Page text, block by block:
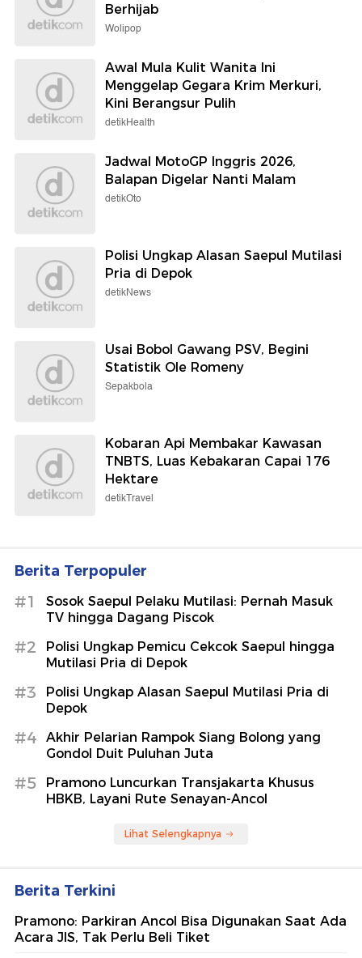
Berhijab
Wolipop
Awal Mula Kulit Wanita Ini
Menggelap Gegara Krim Merkuri,
Kini Berangsur Pulih
detikHealth
Jadwal MotoGP Inggris 2026,
Balapan Digelar Nanti Malam
detikOto
Polisi Ungkap Alasan Saepul Mutilasi
Pria di Depok
detikNews
Usai Bobol Gawang PSV, Begini
Statistik Ole Romeny
Sepakbola
Kobaran Api Membakar Kawasan
TNBTS, Luas Kebakaran Capai 176
Hektare
detikTravel
Berita Terpopuler
#1
Sosok Saepul Pelaku Mutilasi: Pernah Masuk
TV hingga Dagang Piscok
#2
Polisi Ungkap Pemicu Cekcok Saepul hingga
Mutilasi Pria di Depok
#3
Polisi Ungkap Alasan Saepul Mutilasi Pria di
Depok
#4
Akhir Pelarian Rampok Siang Bolong yang
Gondol Duit Puluhan Juta
#5
Pramono Luncurkan Transjakarta Khusus
HBKB, Layani Rute Senayan-Ancol
Lihat Selengkapnya
Berita Terkini
Pramono: Parkiran Ancol Bisa Digunakan Saat Ada
Acara JIS, Tak Perlu Beli Tiket